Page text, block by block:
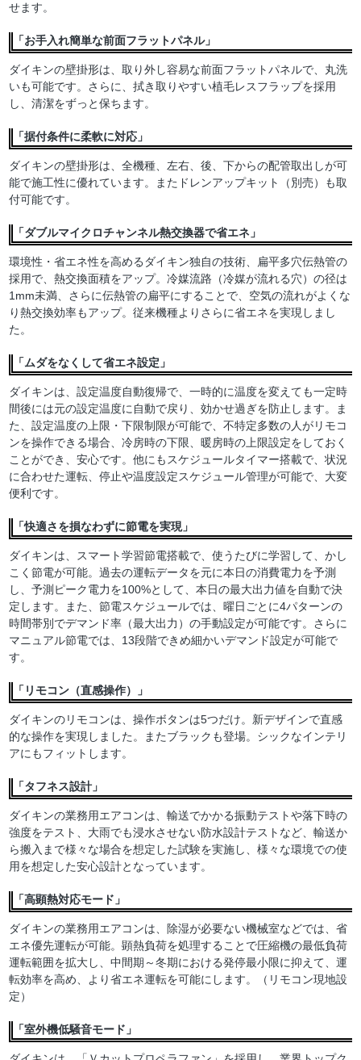
せます。
「お手入れ簡単な前面フラットパネル」
ダイキンの壁掛形は、取り外し容易な前面フラットパネルで、丸洗
いも可能です。さらに、拭き取りやすい植毛レスフラップを採用
し、清潔をずっと保ちます。
「据付条件に柔軟に対応」
ダイキンの壁掛形は、全機種、左右、後、下からの配管取出しが可
能で施工性に優れています。またドレンアップキット（別売）も取
付可能です。
「ダブルマイクロチャンネル熱交換器で省エネ」
環境性・省エネ性を高めるダイキン独自の技術、扁平多穴伝熱管の
採用で、熱交換面積をアップ。冷媒流路（冷媒が流れる穴）の径は
1mm未満、さらに伝熱管の扁平にすることで、空気の流れがよくな
り熱交換効率もアップ。従来機種よりさらに省エネを実現しまし
た。
「ムダをなくして省エネ設定」
ダイキンは、設定温度自動復帰で、一時的に温度を変えても一定時
間後には元の設定温度に自動で戻り、効かせ過ぎを防止します。ま
た、設定温度の上限・下限制限が可能で、不特定多数の人がリモコ
ンを操作できる場合、冷房時の下限、暖房時の上限設定をしておく
ことができ、安心です。他にもスケジュールタイマー搭載で、状況
に合わせた運転、停止や温度設定スケジュール管理が可能で、大変
便利です。
「快適さを損なわずに節電を実現」
ダイキンは、スマート学習節電搭載で、使うたびに学習して、かし
こく節電が可能。過去の運転データを元に本日の消費電力を予測
し、予測ピーク電力を100%として、本日の最大出力値を自動で決
定します。また、節電スケジュールでは、曜日ごとに4パターンの
時間帯別でデマンド率（最大出力）の手動設定が可能です。さらに
マニュアル節電では、13段階できめ細かいデマンド設定が可能で
す。
「リモコン（直感操作）」
ダイキンのリモコンは、操作ボタンは5つだけ。新デザインで直感
的な操作を実現しました。またブラックも登場。シックなインテリ
アにもフィットします。
「タフネス設計」
ダイキンの業務用エアコンは、輸送でかかる振動テストや落下時の
強度をテスト、大雨でも浸水させない防水設計テストなど、輸送か
ら搬入まで様々な場合を想定した試験を実施し、様々な環境での使
用を想定した安心設計となっています。
「高顕熱対応モード」
ダイキンの業務用エアコンは、除湿が必要ない機械室などでは、省
エネ優先運転が可能。顕熱負荷を処理することで圧縮機の最低負荷
運転範囲を拡大し、中間期～冬期における発停最小限に抑えて、運
転効率を高め、より省エネ運転を可能にします。（リモコン現地設
定）
「室外機低騒音モード」